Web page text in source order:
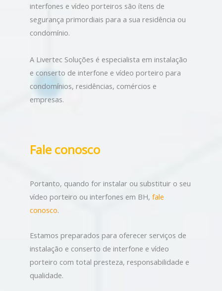
interfones e vídeo porteiros são ítens de
segurança primordiais para a sua residência ou
condomínio.
A Livertec Soluções é especialista em instalação
e conserto de interfone e vídeo porteiro para
condomínios, residências, comércios e
empresas.
Fale conosco
Portanto, quando for instalar ou substituir o seu
vídeo porteiro ou interfones em BH, fale
conosco.
Estamos preparados para oferecer serviços de
instalação e conserto de interfone e vídeo
porteiro com total presteza, responsabilidade e
qualidade.